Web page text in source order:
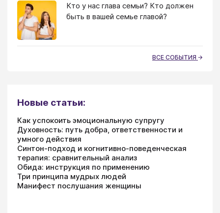
Кто у нас глава семьи? Кто должен
быть в вашей семье главой?
ВСЕ СОБЫТИЯ
Новые статьи:
Как успокоить эмоциональную супругу
Духовность: путь добра, ответственности и
умного действия
Синтон-подход и когнитивно-поведенческая
терапия: сравнительный анализ
Обида: инструкция по применению
Три принципа мудрых людей
Манифест послушания женщины